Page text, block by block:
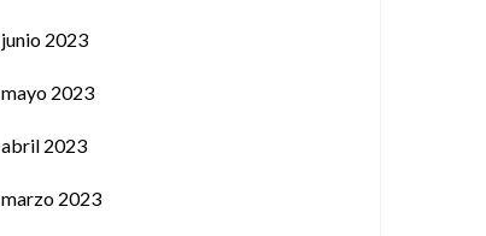
junio 2023
mayo 2023
abril 2023
marzo 2023